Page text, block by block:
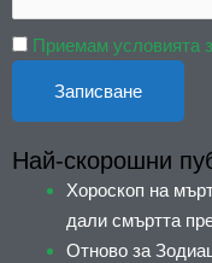
Приемам условията
Най-скорошни
Хороскоп на
дали смъртта
Отново за